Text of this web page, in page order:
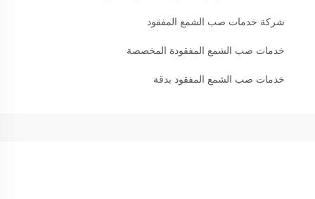
شركة خدمات صب الشمع المفقود
خدمات صب الشمع المفقودة المخصصة
خدمات صب الشمع المفقود بدقة